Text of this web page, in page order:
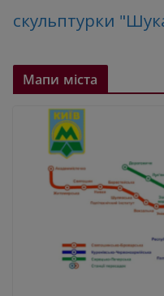
скульптурки
Мапи міста